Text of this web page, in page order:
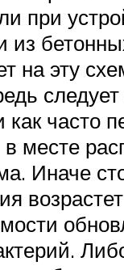
при
из
на эту
часто
в месте
Иначе